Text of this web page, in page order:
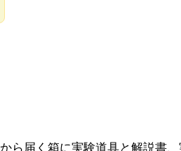
から届く箱に実験道具と解説書